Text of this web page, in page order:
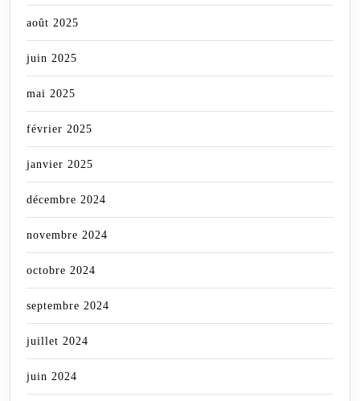
août 2025
juin 2025
mai 2025
février 2025
janvier 2025
décembre 2024
novembre 2024
octobre 2024
septembre 2024
juillet 2024
juin 2024